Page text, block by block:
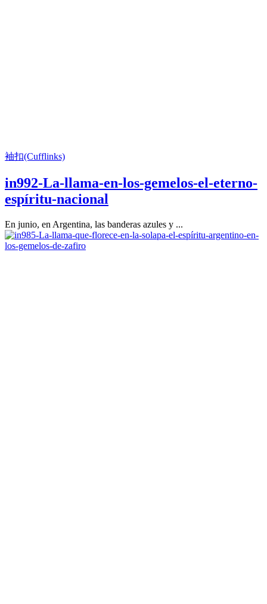
袖扣(Cufflinks)
in992-La-llama-en-los-gemelos-el-eterno-
espíritu-nacional
En junio, en Argentina, las banderas azules y ...